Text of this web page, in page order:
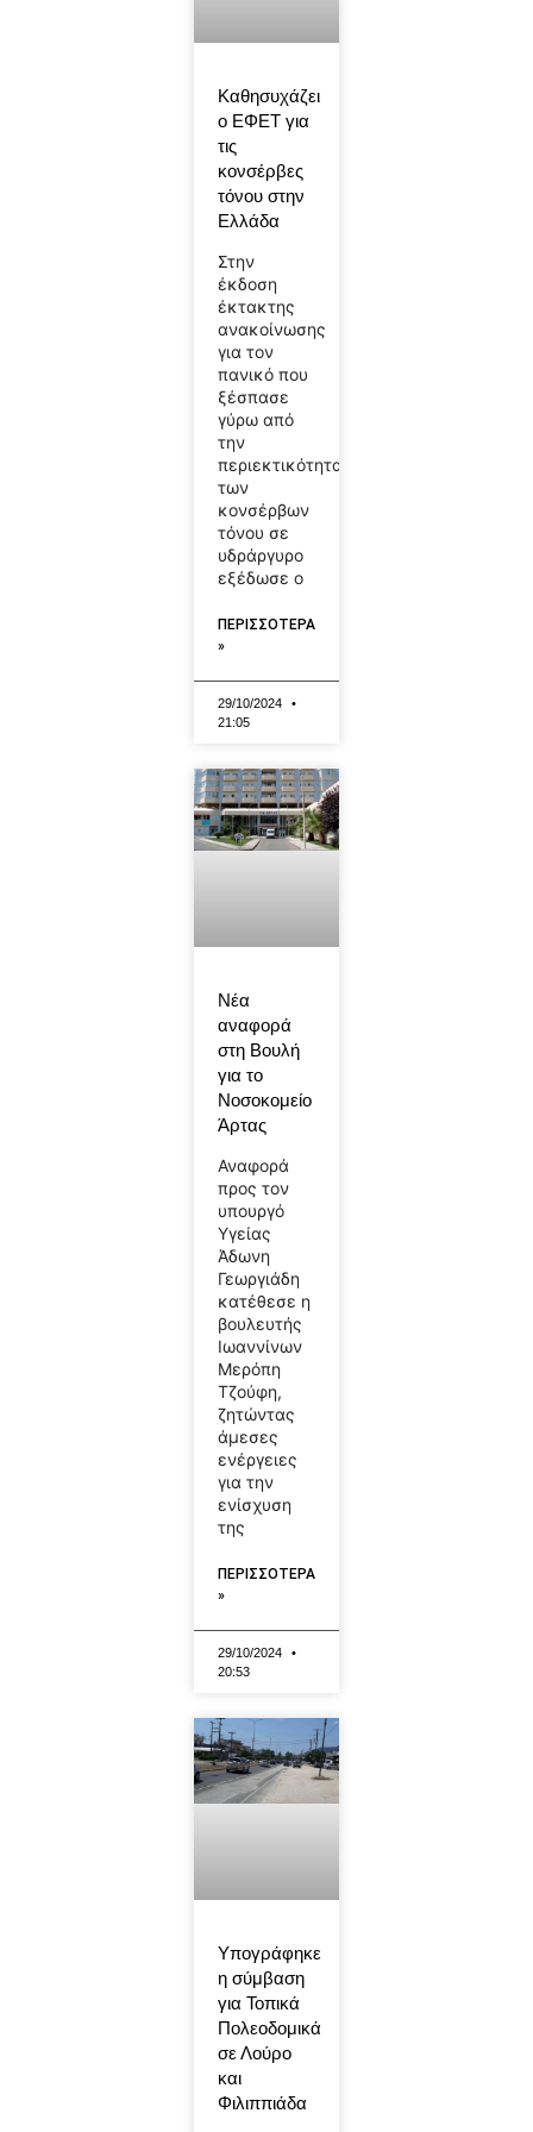
Καθησυχάζει
ο ΕΦΕΤ για
τις
κονσέρβες
τόνου στην
Ελλάδα
Στην
έκδοση
έκτακτης
ανακοίνωσης
για τον
πανικό που
ξέσπασε
γύρω από
την
περιεκτικότητα
των
κονσέρβων
τόνου σε
υδράργυρο
εξέδωσε ο
ΠΕΡΙΣΣΟΤΕΡΑ
»
29/10/2024
21:05
Νέα
αναφορά
στη Βουλή
για το
Νοσοκομείο
Άρτας
Αναφορά
προς τον
υπουργό
Υγείας
Άδωνη
Γεωργιάδη
κατέθεσε η
βουλευτής
Ιωαννίνων
Μερόπη
Τζούφη,
ζητώντας
άμεσες
ενέργειες
για την
ενίσχυση
της
ΠΕΡΙΣΣΟΤΕΡΑ
»
29/10/2024
20:53
Υπογράφηκε
η σύμβαση
για Τοπικά
Πολεοδομικά
σε Λούρο
και
Φιλιππιάδα